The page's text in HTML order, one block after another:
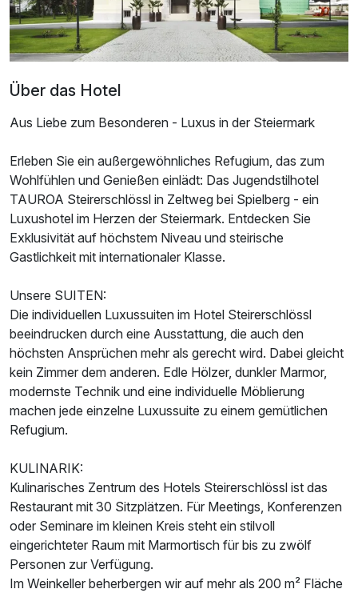
Ausstattung
Für 5 Tage
Juniorsuite/n
2 Erwachsene
Über das Hotel
Aus Liebe zum Besonderen - Luxus in der Steiermark
Erleben Sie ein außergewöhnliches Refugium, das zum
Wohlfühlen und Genießen einlädt: Das Jugendstilhotel
TAUROA Steirerschlössl in Zeltweg bei Spielberg - ein
Luxushotel im Herzen der Steiermark. Entdecken Sie
Exklusivität auf höchstem Niveau und steirische
Gastlichkeit mit internationaler Klasse.
Unsere SUITEN:
Die individuellen Luxussuiten im Hotel Steirerschlössl
beeindrucken durch eine Ausstattung, die auch den
höchsten Ansprüchen mehr als gerecht wird. Dabei gleicht
kein Zimmer dem anderen. Edle Hölzer, dunkler Marmor,
modernste Technik und eine individuelle Möblierung
machen jede einzelne Luxussuite zu einem gemütlichen
Refugium.
KULINARIK:
Kulinarisches Zentrum des Hotels Steirerschlössl ist das
Restaurant mit 30 Sitzplätzen. Für Meetings, Konferenzen
oder Seminare im kleinen Kreis steht ein stilvoll
eingerichteter Raum mit Marmortisch für bis zu zwölf
Personen zur Verfügung.
Im Weinkeller beherbergen wir auf mehr als 200 m² Fläche